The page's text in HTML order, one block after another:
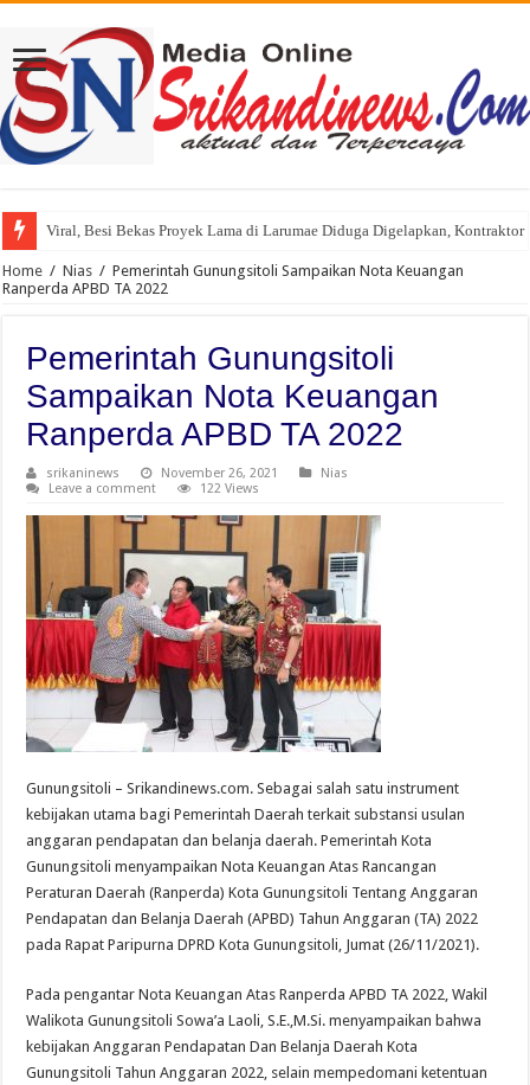
Viral, Besi Bekas Proyek Lama di Larumae Diduga Digelapkan,
Home / Nias / Pemerintah Gunungsitoli Sampaikan Nota Keuangan
Ranperda APBD TA 2022
Pemerintah Gunungsitoli
Sampaikan Nota Keuangan
Ranperda APBD TA 2022
srikaninews November 26, 2021
Nias
Leave a comment
122 Views
Gunungsitoli – Srikandinews.com. Sebagai salah satu instrument
kebijakan utama bagi Pemerintah Daerah terkait substansi usulan
anggaran pendapatan dan belanja daerah. Pemerintah Kota
Gunungsitoli menyampaikan Nota Keuangan Atas Rancangan
Peraturan Daerah (Ranperda) Kota Gunungsitoli Tentang Anggaran
Pendapatan dan Belanja Daerah (APBD) Tahun Anggaran (TA) 2022
pada Rapat Paripurna DPRD Kota Gunungsitoli, Jumat (26/11/2021).
Pada pengantar Nota Keuangan Atas Ranperda APBD TA 2022, Wakil
Walikota Gunungsitoli Sowa’a Laoli, S.E.,M.Si. menyampaikan bahwa
kebijakan Anggaran Pendapatan Dan Belanja Daerah Kota
Gunungsitoli Tahun Anggaran 2022, selain mempedomani ketentuan